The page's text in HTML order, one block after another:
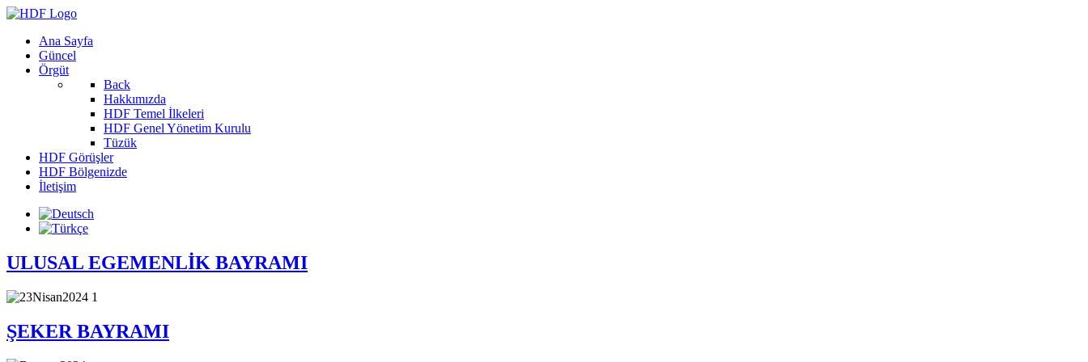
Ana Sayfa
Güncel
Örgüt
Back
Hakkımızda
HDF Temel İlkeleri
HDF Genel Yönetim Kurulu
Tüzük
HDF Görüşler
HDF Bölgenizde
İletişim
ULUSAL EGEMENLİK BAYRAMI
ŞEKER BAYRAMI